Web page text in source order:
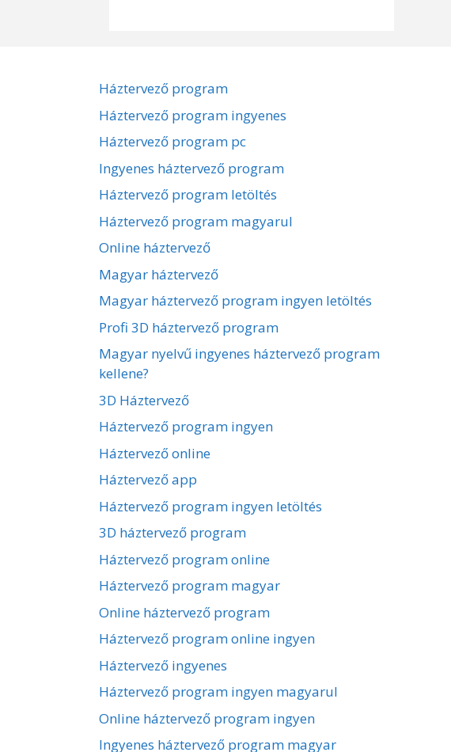
Háztervező program
Háztervező program ingyenes
Háztervező program pc
Ingyenes háztervező program
Háztervező program letöltés
Háztervező program magyarul
Online háztervező
Magyar háztervező
Magyar háztervező program ingyen letöltés
Profi 3D háztervező program
Magyar nyelvű ingyenes háztervező program
kellene?
3D Háztervező
Háztervező program ingyen
Háztervező online
Háztervező app
Háztervező program ingyen letöltés
3D háztervező program
Háztervező program online
Háztervező program magyar
Online háztervező program
Háztervező program online ingyen
Háztervező ingyenes
Háztervező program ingyen magyarul
Online háztervező program ingyen
Ingyenes háztervező program magyar